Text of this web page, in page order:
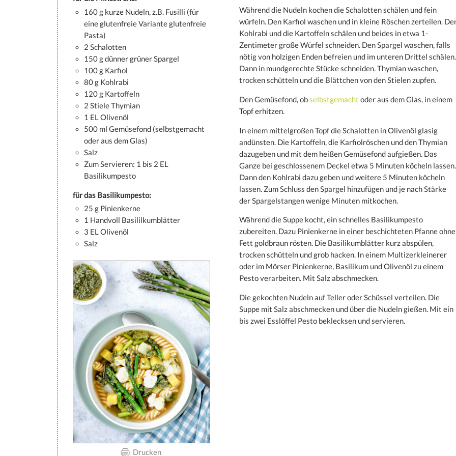
160 g kurze Nudeln, z.B. Fusilli (für
eine glutenfreie Variante glutenfreie
Pasta)
2 Schalotten
150 g dünner grüner Spargel
100 g Karfiol
80 g Kohlrabi
120 g Kartoffeln
2 Stiele Thymian
1 EL Olivenöl
500 ml Gemüsefond (selbstgemacht
oder aus dem Glas)
Salz
Zum Servieren: 1 bis 2 EL
Basilikumpesto
für das Basilikumpesto:
25 g Pinienkerne
1 Handvoll Basililkumblätter
3 EL Olivenöl
Salz
Drucken
Während die Nudeln kochen die Schalotten schälen und fein
würfeln. Den Karfiol waschen und in kleine Röschen zerteilen.
Kohlrabi und die Kartoffeln schälen und beides in etwa 1-
Zentimeter große Würfel schneiden. Den Spargel waschen, falls
nötig von holzigen Enden befreien und im unteren Drittel schälen.
Dann in mundgerechte Stücke schneiden. Thymian waschen,
trocken schütteln und die Blättchen von den Stielen zupfen.
Den Gemüsefond, obselbstgemacht oder aus dem Glas, in einem
Topf erhitzen.
In einem mittelgroßen Topf die Schalotten in Olivenöl glasig
andünsten. Die Kartoffeln, die Karfiolröschen und den Thymian
dazugeben und mit dem heißen Gemüsefond aufgießen. Das
Ganze bei geschlossenem Deckel etwa 5 Minuten köcheln lassen.
Dann den Kohlrabi dazu geben und weitere 5 Minuten köcheln
lassen. Zum Schluss den Spargel hinzufügen und je nach Stärke
der Spargelstangen wenige Minuten mitkochen.
Während die Suppe kocht, ein schnelles Basilikumpesto
zubereiten. Dazu Pinienkerne in einer beschichteten Pfanne ohne
Fett goldbraun rösten. Die Basilikumblätter kurz abspülen,
trocken schütteln und grob hacken. In einem Multizerkleinerer
oder im Mörser Pinienkerne, Basilikum und Olivenöl zu einem
Pesto verarbeiten. Mit Salz abschmecken.
Die gekochten Nudeln auf Teller oder Schüssel verteilen. Die
Suppe mit Salz abschmecken und über die Nudeln gießen. Mit ein
bis zwei Esslöffel Pesto beklecksen und servieren.